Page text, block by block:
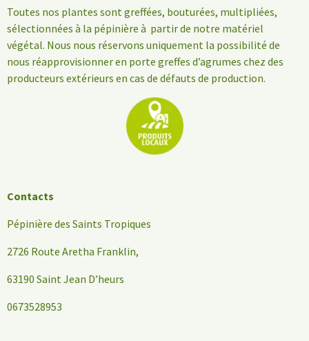
Toutes nos plantes sont greffées, bouturées, multipliées,
sélectionnées à la pépinière à partir de notre matériel
végétal. Nous nous réservons uniquement la possibilité de
nous réapprovisionner en porte greffes d’agrumes chez des
producteurs extérieurs en cas de défauts de production.
Contacts
Pépinière des Saints Tropiques
2726 Route Aretha Franklin,
63190 Saint Jean D’heurs
0673528953